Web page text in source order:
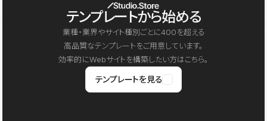
テンプレートから始める
業種・業界やサイト種別ごとに400を超える
高品質なテンプレートをご用意しています。
効率的にWebサイトを構築したい方はこちら。
テンプレートを見る